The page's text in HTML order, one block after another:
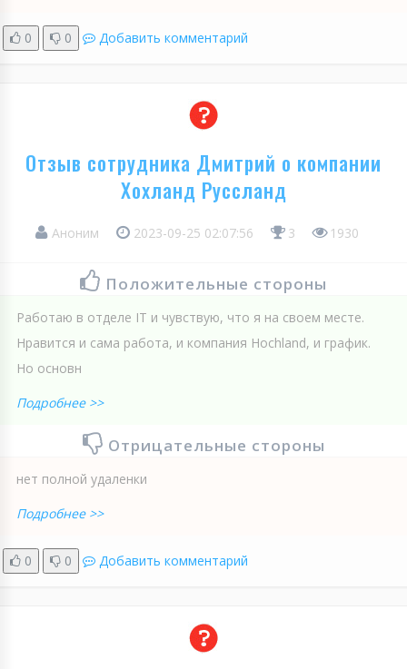
0 0 Добавить комментарий
Отзыв сотрудника Дмитрий о компании
Хохланд Руссланд
Аноним 2023-09-25 02:07:56 3 1930
Положительные стороны
Работаю в отделе IT и чувствую, что я на своем месте.
Нравится и сама работа, и компания Hoсhland, и график.
Но основн
Подробнее >>
Отрицательные стороны
нет полной удаленки
Подробнее >>
0 0 Добавить комментарий